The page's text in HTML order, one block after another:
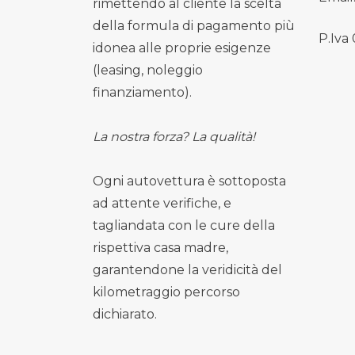
rimettendo al cliente la scelta
della formula di pagamento più
idonea alle proprie esigenze
(leasing, noleggio
finanziamento).
La nostra forza? La qualità!
Ogni autovettura è sottoposta
ad attente verifiche, e
tagliandata con le cure della
rispettiva casa madre,
garantendone la veridicità del
kilometraggio percorso
dichiarato.
P.Iva